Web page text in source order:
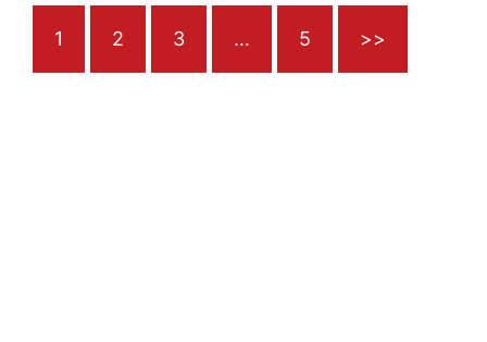
1 2 3 … 5 >>